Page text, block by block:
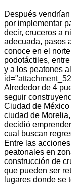
Después
por implementar
decir, cruceros a
adecuada, pasos
conoce en el
podotáctiles,
y a los peatones
Alrededor de 4
seguir
Ciudad de
ciudad de
decidió
cual buscan
Entre las
peatonales en
construcción de
que pueden ser
lugares donde se